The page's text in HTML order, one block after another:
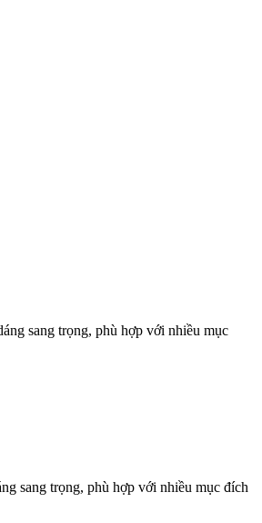
sang trọng, phù hợp với nhiều mục
sang trọng, phù hợp với nhiều mục đích